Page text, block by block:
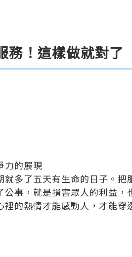
務！這樣做就對了
力的展現
多了五天有生命的日子。
事，就是損害眾人的利益，
的熱情才能感動人，才能穿